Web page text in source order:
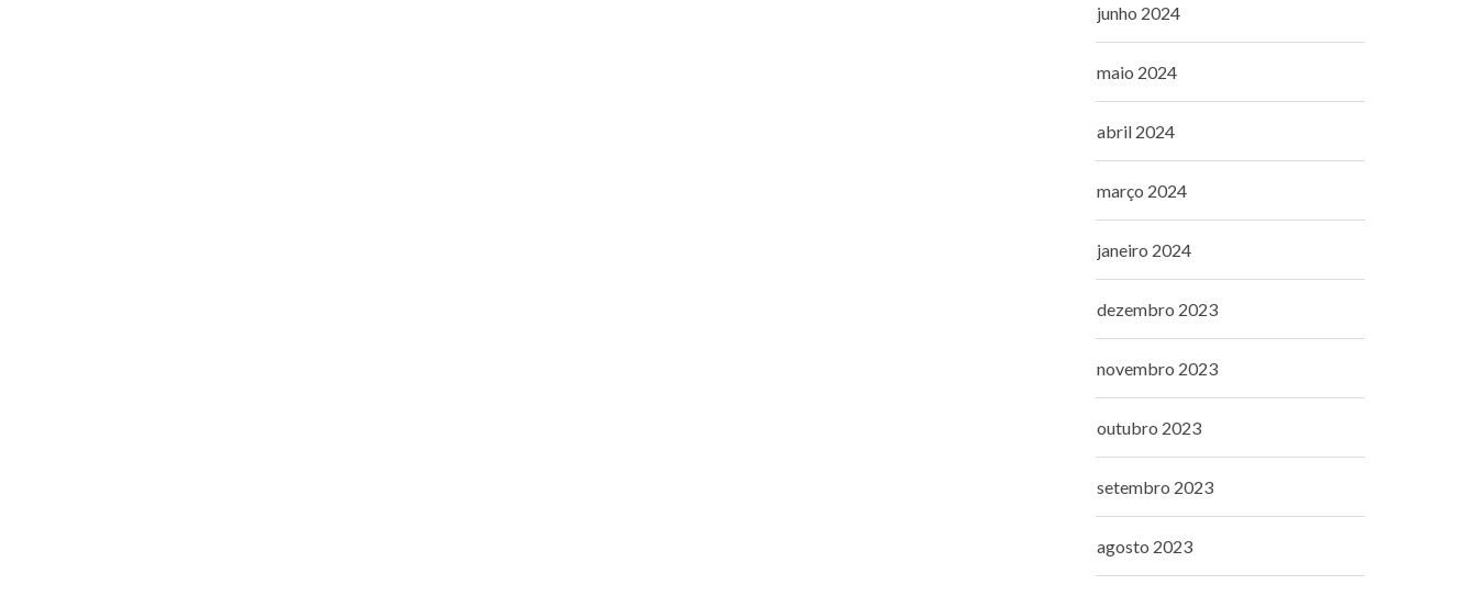
junho 2024
maio 2024
abril 2024
março 2024
janeiro 2024
dezembro 2023
novembro 2023
outubro 2023
setembro 2023
agosto 2023